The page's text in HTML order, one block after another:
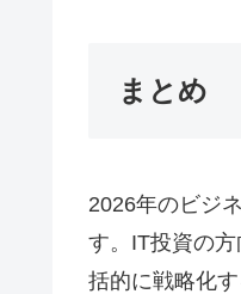
まとめ
2026年のビジ
す。IT投資の
括的に戦略化